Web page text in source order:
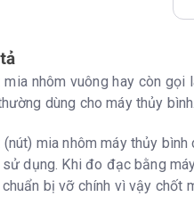
mia nhôm vuông hay còn
dùng cho máy thủy
(nút) mia nhôm máy thủy
dụng. Khi đo đạc bằng
bị vỡ chính vì vậy chốt